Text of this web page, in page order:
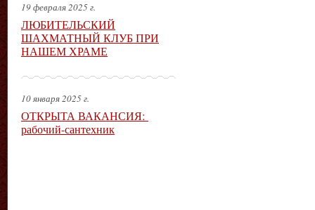
19 февраля 2025 г.
ЛЮБИТЕЛЬСКИЙ
ШАХМАТНЫЙ КЛУБ ПРИ
НАШЕМ ХРАМЕ
10 января 2025 г.
ОТКРЫТА ВАКАНСИЯ:
рабочий-сантехник